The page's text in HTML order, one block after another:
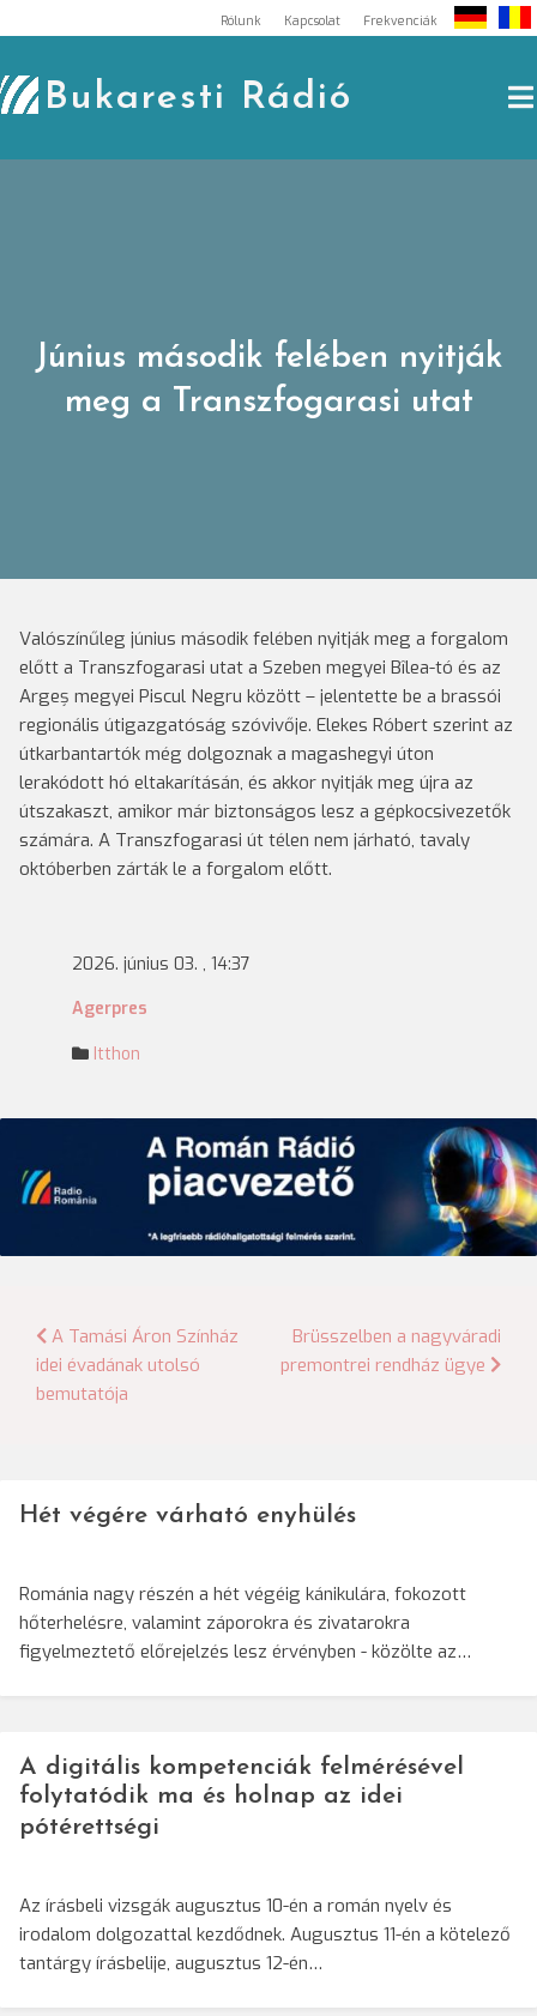
to
content
Rólunk Kapcsolat Frekvenciák
Bukaresti Rádió
Június második felében nyitják
meg a Transzfogarasi utat
Valószínűleg június második felében nyitják meg a forgalom
előtt a Transzfogarasi utat a Szeben megyei Bîlea-tó és az
Argeș megyei Piscul Negru között – jelentette be a brassói
regionális útigazgatóság szóvivője. Elekes Róbert szerint az
útkarbantartók még dolgoznak a magashegyi úton
lerakódott hó eltakarításán, és akkor nyitják meg újra az
útszakaszt, amikor már biztonságos lesz a gépkocsivezetők
számára. A Transzfogarasi út télen nem járható, tavaly
októberben zárták le a forgalom előtt.
2026. június 03. , 14:37
Agerpres
Itthon
Bejegyzés
navigáció
A Tamási Áron Színház
idei évadának utolsó
bemutatója
Brüsszelben a nagyváradi
premontrei rendház ügye
Hét végére várható enyhülés
Románia nagy részén a hét végéig kánikulára, fokozott
hőterhelésre, valamint záporokra és zivatarokra
figyelmeztető előrejelzés lesz érvényben - közölte az…
A digitális kompetenciák felmérésével
folytatódik ma és holnap az idei
pótérettségi
Az írásbeli vizsgák augusztus 10-én a román nyelv és
irodalom dolgozattal kezdődnek. Augusztus 11-én a kötelező
tantárgy írásbelije, augusztus 12-én…